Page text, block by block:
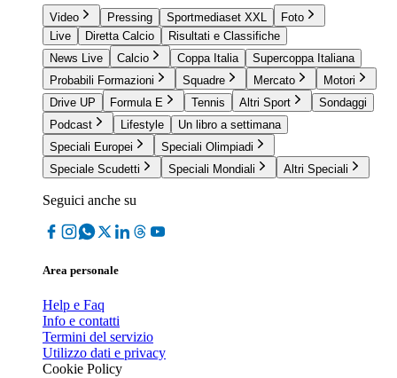
Video Pressing Sportmediaset XXL
Foto
Live
Diretta Calcio
Risultati e Classifiche
News Live
Calcio Coppa Italia
Supercoppa Italiana
Probabili Formazioni
Squadre Mercato
Motori
Drive UP
Formula E Tennis Altri Sport
Sondaggi
Podcast
Lifestyle
Un libro a settimana
Speciali Europei
Speciali Olimpiadi
Speciale Scudetti
Speciali Mondiali Altri Speciali
Seguici anche su
Area personale
Help e Faq
Info e contatti
Termini del servizio
Utilizzo dati e privacy
Cookie Policy